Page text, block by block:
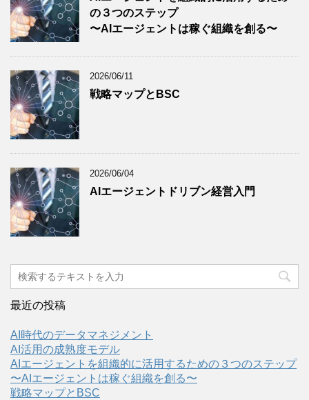
の３つのステップ
〜AIエージェントは稼ぐ組織を創る〜
2026/06/11
戦略マップとBSC
2026/06/04
AIエージェントドリブン経営入門
最近の投稿
AI時代のデータマネジメント
AI活用の成熟度モデル
AIエージェントを組織的に活用するための３つのステップ
〜AIエージェントは稼ぐ組織を創る〜
戦略マップとBSC